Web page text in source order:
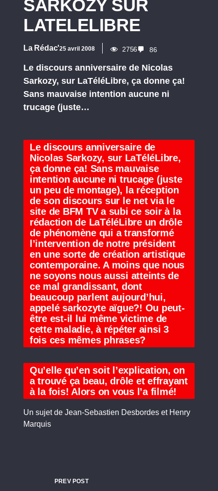
SARKOZY SUR
LATELELIBRE
La Rédac'25 avril 2008 2756 86
Le discours anniversaire de Nicolas
Sarkozy, sur LaTéléLibre, ça donne ça!
Sans mauvaise intention aucune ni
trucage (juste…
Le discours anniversaire de
Nicolas Sarkozy, sur LaTéléLibre,
ça donne ça! Sans mauvaise
intention aucune ni trucage (juste
un peu de montage), la réception
de son discours sur le net via le
site de BFM TV a subi ce soir à la
rédaction de LaTéléLibre un drôle
de phénomène qui a transformé
l’intervention de notre président
en une sorte de création artistique
contemporaine. A moins que nous
ne soyons nous aussi atteints de
ce mal grandissant, dont
beaucoup parlent aujourd’hui,
appelé sarkozyte aïgue?! Ou peut-
être est-il lui même victime de
cette maladie, à répéter ainsi 3
fois ces mêmes phrases?
Qu’elle qu’en soit l’explication, on
a trouvé ça beau, drôle et effrayant
à la fois! Alors on vous l’a filmé!
Un sujet de Jean-Sebastien Desbordes et Henry
Marquis
PREV POST